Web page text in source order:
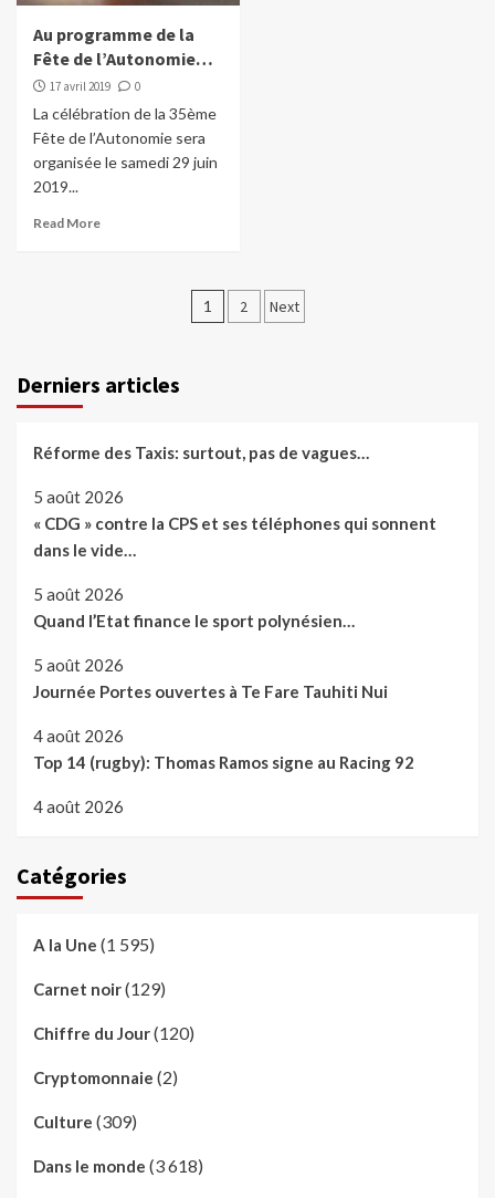
Au programme de la
Fête de l’Autonomie…
17 avril 2019 0
La célébration de la 35ème
Fête de l’Autonomie sera
organisée le samedi 29 juin
2019...
Read More
Pagination
1 2 Next
Derniers articles
Réforme des Taxis: surtout, pas de vagues…
5 août 2026
« CDG » contre la CPS et ses téléphones qui sonnent
dans le vide…
5 août 2026
Quand l’Etat finance le sport polynésien…
5 août 2026
Journée Portes ouvertes à Te Fare Tauhiti Nui
4 août 2026
Top 14 (rugby): Thomas Ramos signe au Racing 92
4 août 2026
Catégories
A la Une (1 595)
Carnet noir(129)
Chiffre du Jour(120)
Cryptomonnaie (2)
Culture (309)
Dans le monde (3 618)